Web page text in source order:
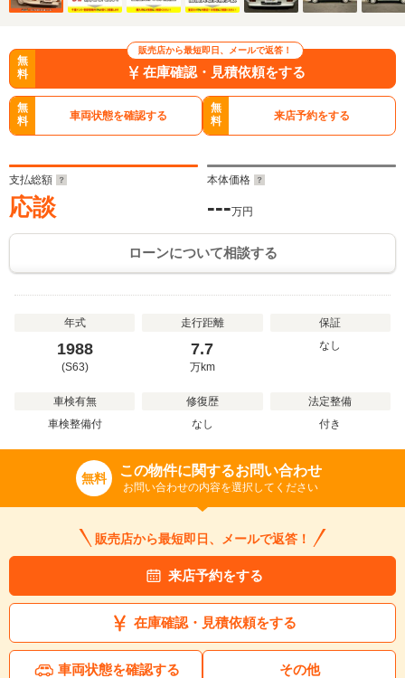
販売店から最短即日、メールで返答！
無
料
在庫確認・見積依頼をする
無
料
車両状態を確認する
無
料
来店予約をする
支払総額
応談
本体価格
---万円
ローンについて相談する
年式
1988
(S63)
走行距離
7.7
万km
保証
なし
車検有無
車検整備付
修復歴
なし
法定整備
付き
無料 この物件に関するお問い合わせ
お問い合わせの内容を選択してください
販売店から最短即日、メールで返答！
来店予約をする
在庫確認・見積依頼をする
車両状態を確認する その他